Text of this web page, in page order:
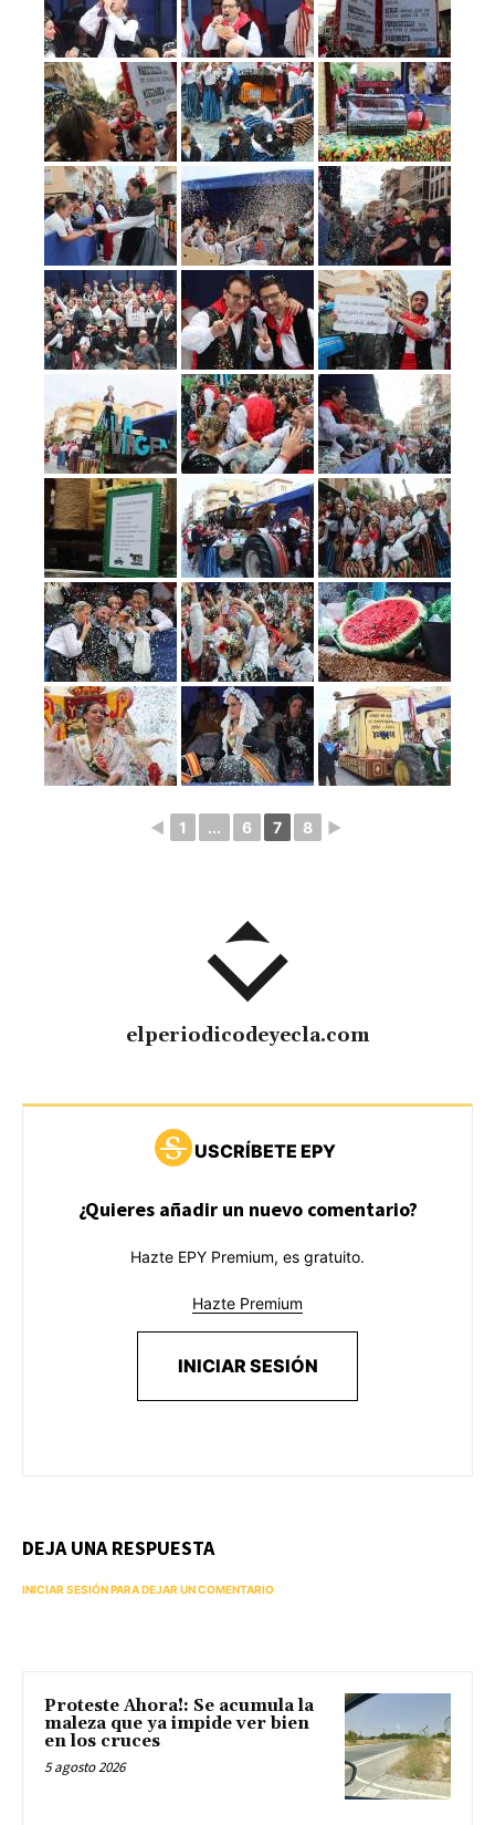
◄ 1 ... 6 7 8 ►
elperiodicodeyecla.com
USCRÍBETE EPY
¿Quieres añadir un nuevo comentario?
Hazte EPY Premium, es gratuito.
Hazte Premium
INICIAR SESIÓN
DEJA UNA RESPUESTA
INICIAR SESIÓN PARA DEJAR UN COMENTARIO
Proteste Ahora!: Se acumula la
maleza que ya impide ver bien
en los cruces
5 agosto 2026